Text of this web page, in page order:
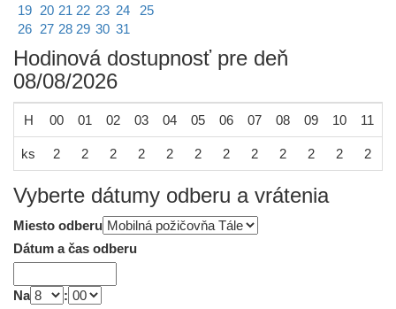
19 20 21 22 23 24
25
26 27 28 29 30 31
Hodinová dostupnosť pre deň
08/08/2026
H 00 01 02 03 04 05 06 07 08 09 10 11
ks 2 2 2 2 2 2 2 2 2 2 2 2
Vyberte dátumy odberu a vrátenia
Miesto odberu
Dátum a čas odberu
Na
: